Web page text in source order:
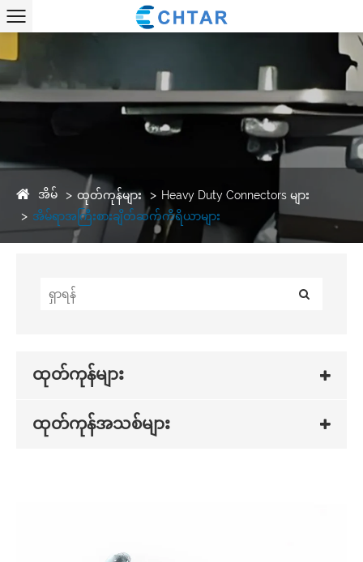
အိမ် ထုတ်ကုန်များ
Heavy Duty Connectors များ
အိမ်ရာအကြီးစားချိတ်ဆက်ကိရိယာများ
ထုတ်ကုန်များ
ထုတ်ကုန်အသစ်များ